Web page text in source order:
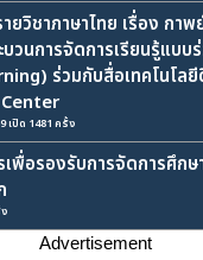
ยวิชาภาษาไทย เรื่อง กา
วนการจัดการเรียนรู้แบบ
ร่วมกับสื่อเทคโนโล
เปิด 1481 ครั้ง
พื่อรองรับการจัดการศึกษ
Advertisement